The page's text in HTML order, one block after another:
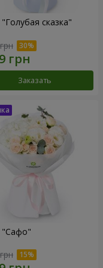
"Голубая сказка"
Заказать
"Сафо"